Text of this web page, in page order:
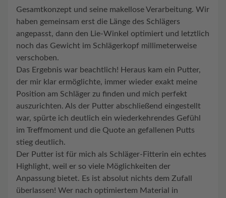
Gesamtkonzept und seine makellose Verarbeitung. Wir
haben gemeinsam erst die Länge des Schlägers
angepasst, dann den Lie-Winkel optimiert und letztlich
noch das Gewicht im Schlägerkopf millimeterweise
verschoben.
Das Ergebnis war beachtlich! Heraus kam ein Putter,
der mir klar ermöglichte, immer wieder exakt meine
Position am Schläger zu finden und mich perfekt
auszurichten. Als der Putter abschließend eingestellt
war, spürte ich deutlich ein wiederkehrendes Gefühl
im Treffmoment und die Quote an gefallenen Putts
stieg deutlich.
Der Putter ist für mich als Schläger-Fitterin ein echtes
Highlight, weil er so viele Möglichkeiten der
Anpassung bietet. Es ist absolut nichts dem Zufall
überlassen! Wer nach optimiertem Material in